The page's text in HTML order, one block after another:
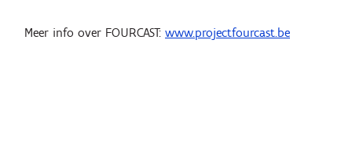
Meer info over FOURCAST: www.projectfourcast.be